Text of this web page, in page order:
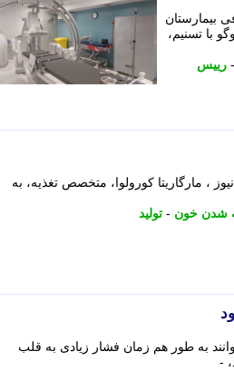
بیمارستان
با تسنیم،
- رییس
، مارگاریتا کورولوا، متخصص تغذیه، به
شدن خون - تولید
به طور هم زمان فشار زیادی به قلب
-